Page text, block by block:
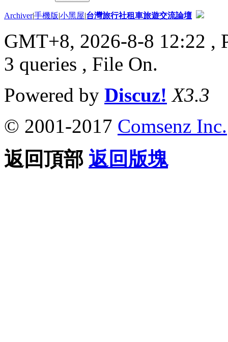
Archiver|手機版|小黑屋|台灣旅行社租車旅遊交流論壇
GMT+8, 2026-8-8 12:22 ,
3 queries , File On.
Powered by Discuz! X3.3
© 2001-2017 Comsenz Inc.
返回頂部 返回版塊